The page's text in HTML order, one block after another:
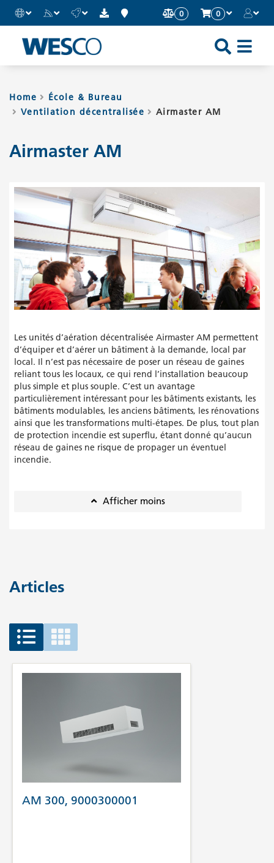
0 0
Home
École & Bureau
Ventilation décentralisée
Airmaster AM
Airmaster AM
Les unités d’aération décentralisée Airmaster AM permettent
d’équiper et d’aérer un bâtiment à la demande, local par
local. Il n’est pas nécessaire de poser un réseau de gaines
reliant tous les locaux, ce qui rend l’installation beaucoup
plus simple et plus souple. C’est un avantage
particulièrement intéressant pour les bâtiments existants, les
bâtiments modulables, les anciens bâtiments, les rénovations
ainsi que les transformations multi-étapes. De plus, tout plan
de protection incendie est superflu, étant donné qu’aucun
réseau de gaines ne risque de propager un éventuel
incendie.
Afficher moins
Articles
AM 300, 9000300001